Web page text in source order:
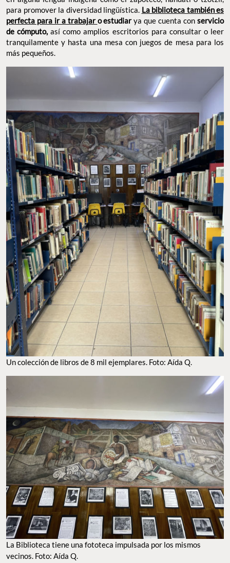
para promover la diversidad lingüística. La biblioteca también es
perfecta para ir a trabajaro estudiarya que cuenta conservicio
de cómputo, así como amplios escritorios para consultar o leer
tranquilamente y hasta una mesa con juegos de mesa para los
más pequeños.
Un colección de libros de 8 mil ejemplares. Foto: Aída Q.
La Biblioteca tiene una fototeca impulsada por los mismos
vecinos. Foto: Aída Q.